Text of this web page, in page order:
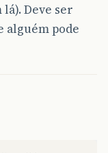
lá). Deve ser
alguém pode